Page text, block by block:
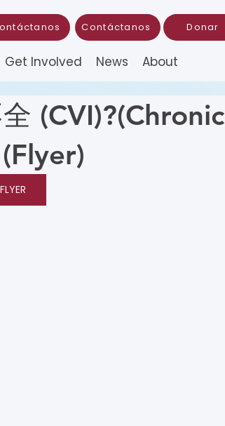
Contáctanos Donar
Get Involved News About
(CVI)?(Chronic